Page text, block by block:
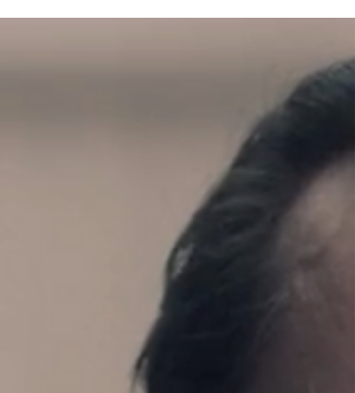
dire anche poterne fare, di figli